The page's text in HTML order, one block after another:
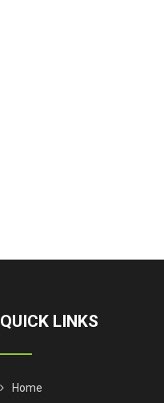
QUICK LINKS
Home